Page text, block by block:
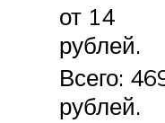
от 14
рублей.
Всего:
рублей.